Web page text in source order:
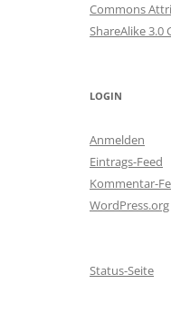
Commons
ShareAlike 3.0
LOGIN
Anmelden
Eintrags-Feed
Kommentar-
WordPress.org
Status-Seite